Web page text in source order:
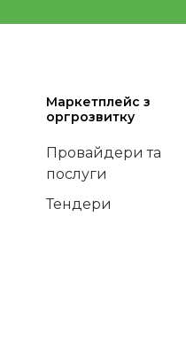
Маркетплейс з
оргрозвитку
Провайдери та
послуги
Тендери